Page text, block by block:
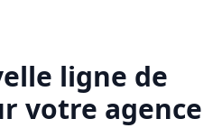
ligne de
votre agence